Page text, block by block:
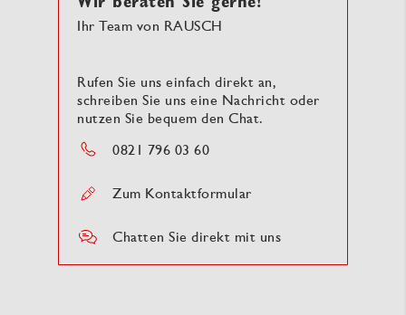
Ihr Team von RAUSCH
Rufen Sie uns einfach direkt an,
schreiben Sie uns eine Nachricht oder
nutzen Sie bequem den Chat.
0821 796 03 60
Zum Kontaktformular
Chatten Sie direkt mit uns